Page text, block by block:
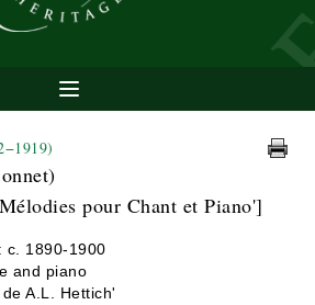
pour Chant et Piano']
c. 1890-1900
and piano
A.L. Hettich'